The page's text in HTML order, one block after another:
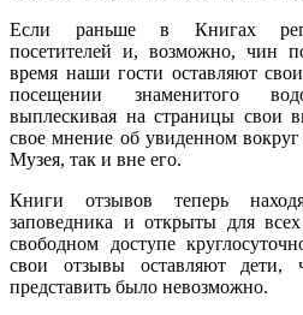
Если раньше в Книгах
посетителей и, возможно, чин
время наши гости оставляют
посещении знаменитого
выплескивая на страницы свои
свое мнение об увиденном
Музея, так и вне его.
Книги отзывов теперь
заповедника и открыты для всех
свободном доступе
свои отзывы оставляют
представить было невозможно.